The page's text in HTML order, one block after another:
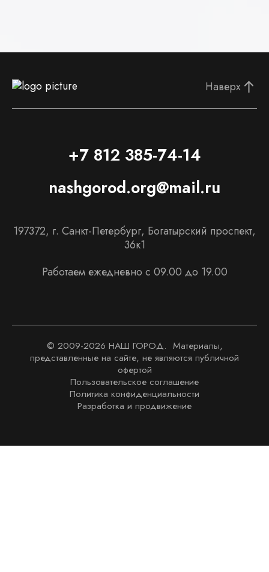
Наверх
+7 812 385-74-14
nashgorod.org@mail.ru
197372, г. Санкт-Петербург, Богатырский проспект,
36к1
Работаем ежедневно с 09.00 до 19.00
© 2009-2026 НАШ ГОРОД. Материалы,
представленные на сайте, не являются публичной
офертой
Пользовательское соглашение
Политика конфиденциальности
Разработка и продвижение